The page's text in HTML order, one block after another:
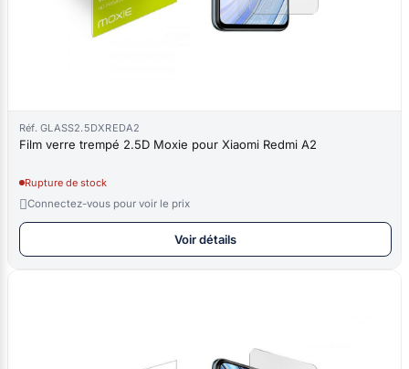
Réf. GLASS2.5DXREDA2
Film verre trempé 2.5D Moxie pour Xiaomi Redmi A2
Rupture de stock
Connectez-vous pour voir le prix
Voir détails